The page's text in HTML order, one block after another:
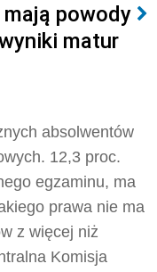
powody
matur
absolwentów
12,3 proc.
egzaminu, ma
prawa nie ma
z więcej niż
Komisja